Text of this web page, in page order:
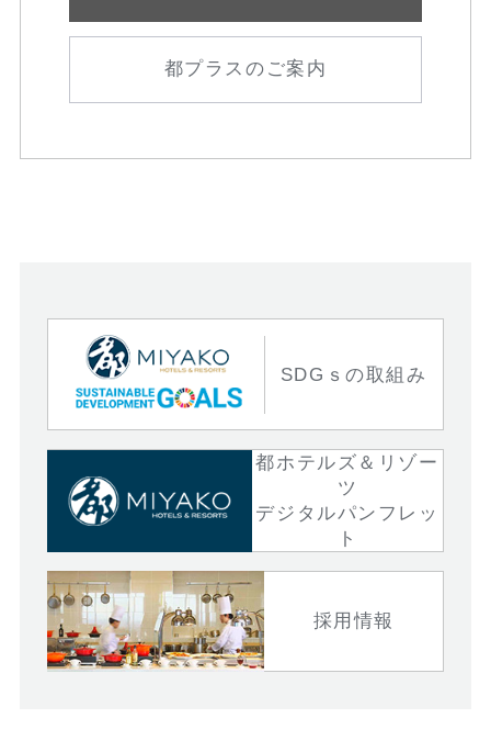
都プラスのご案内
SDGｓの取組み
都ホテルズ＆リゾー
ツ
デジタルパンフレッ
ト
採用情報